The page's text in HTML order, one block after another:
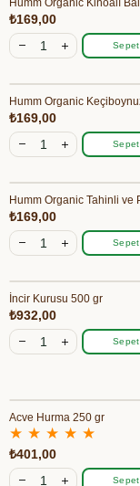
₺169,00
₺169,00
₺169,00
İncir Kurusu 500 gr
₺932,00
Acve Hurma 250 gr
★ ★ ★ ★ ★
₺401,00